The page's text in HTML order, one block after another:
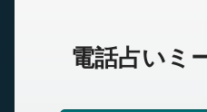
電話占いミ